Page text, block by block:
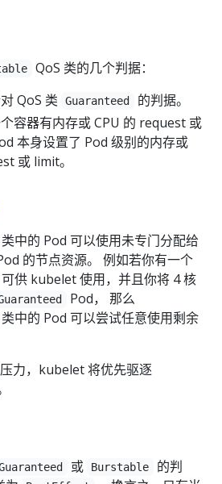
QoS 类的几个判据：
QoS 类
Guaranteed
的判据。
容器有内存或 CPU 的 request 或
本身设置了 Pod 级别的内存或
或 limit。
中的 Pod 可以使用未专门分配给
的节点资源。 例如若你有一个
供 kubelet 使用，并且你将 4 核
Pod， 那么
中的 Pod 可以尝试任意使用剩余
力，kubelet 将优先驱逐
或 Burstable
的判